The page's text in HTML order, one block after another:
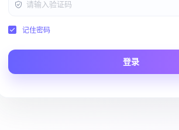
记住密码
登录